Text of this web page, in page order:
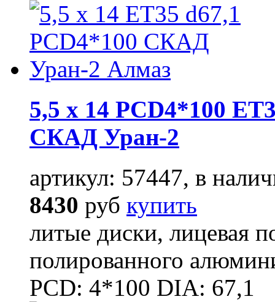
5,5 x 14 PCD4*100
СКАД Уран-2
артикул: 57447, в
8430 руб купить
литые диски, лицевая
полированного
PCD: 4*100 DIA: 67,1